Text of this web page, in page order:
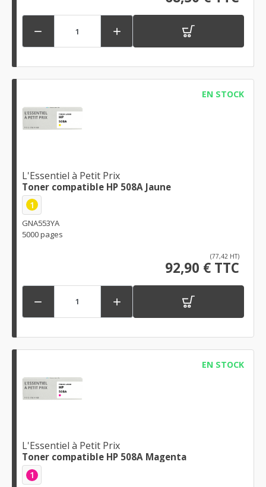
 
EN STOCK
L'Essentiel à Petit Prix
Toner compatible HP 508A Jaune
1
GNA553YA
5000 pages
(77,42 HT)
92,90 € TTC
 
EN STOCK
L'Essentiel à Petit Prix
Toner compatible HP 508A Magenta
1